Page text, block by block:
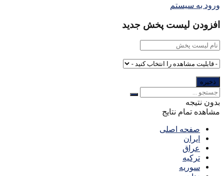
ورود به سیستم
افزودن لیست پخش جدید
بدون نتیجه
مشاهده تمام نتایج
صفحه اصلی
ایران
عراق
ترکیه
سوریه